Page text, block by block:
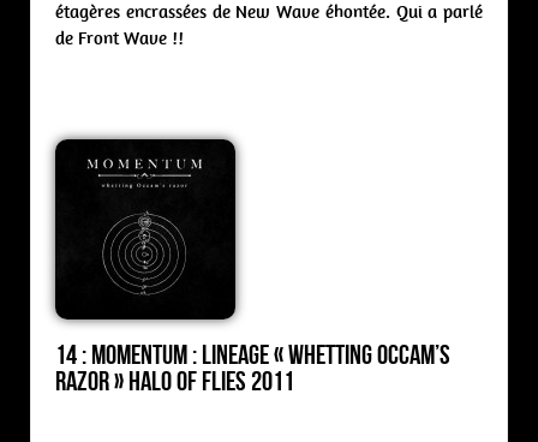
étagères encrassées de New Wave éhontée. Qui a parlé
de Front Wave !!
14 : Momentum : lineage « Whetting Occam’s
Razor » Halo of Flies 2011